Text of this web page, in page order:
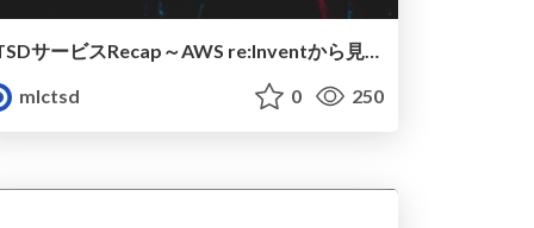
TSDサービスRecap～AWS re:Inventから見える技術トレンド2022～｜ミツエーリンクスTSD
mlctsd
0 250